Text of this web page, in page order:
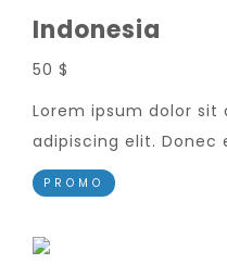
Indonesia
50 $
Lorem ipsum dolor
adipiscing elit. Donec
PROMO